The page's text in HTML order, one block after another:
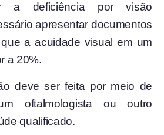
a deficiência por visão
apresentar documentos
a acuidade visual em um
a 20%.
deve ser feita por meio de
oftalmologista ou outro
qualificado.